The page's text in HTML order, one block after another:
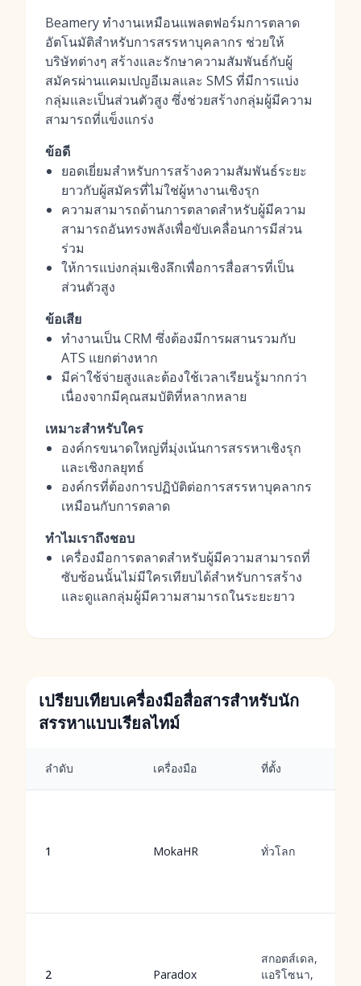
Beamery ทำงานเหมือนแพลตฟอร์มการตลาด
อัตโนมัติสำหรับการสรรหาบุคลากร ช่วยให้
บริษัทต่างๆ สร้างและรักษาความสัมพันธ์กับผู้
สมัครผ่านแคมเปญอีเมลและ SMS ที่มีการแบ่ง
กลุ่มและเป็นส่วนตัวสูง ซึ่งช่วยสร้างกลุ่มผู้มีความ
สามารถที่แข็งแกร่ง
ข้อดี
ยอดเยี่ยมสำหรับการสร้างความสัมพันธ์ระยะ
ยาวกับผู้สมัครที่ไม่ใช่ผู้หางานเชิงรุก
ความสามารถด้านการตลาดสำหรับผู้มีความ
สามารถอันทรงพลังเพื่อขับเคลื่อนการมีส่วน
ร่วม
ให้การแบ่งกลุ่มเชิงลึกเพื่อการสื่อสารที่เป็น
ส่วนตัวสูง
ข้อเสีย
ทำงานเป็น CRM ซึ่งต้องมีการผสานรวมกับ
ATS แยกต่างหาก
มีค่าใช้จ่ายสูงและต้องใช้เวลาเรียนรู้มากกว่า
เนื่องจากมีคุณสมบัติที่หลากหลาย
เหมาะสำหรับใคร
องค์กรขนาดใหญ่ที่มุ่งเน้นการสรรหาเชิงรุก
และเชิงกลยุทธ์
องค์กรที่ต้องการปฏิบัติต่อการสรรหาบุคลากร
เหมือนกับการตลาด
ทำไมเราถึงชอบ
เครื่องมือการตลาดสำหรับผู้มีความสามารถที่
ซับซ้อนนั้นไม่มีใครเทียบได้สำหรับการสร้าง
และดูแลกลุ่มผู้มีความสามารถในระยะยาว
เปรียบเทียบเครื่องมือสื่อสารสำหรับนัก
สรรหาแบบเรียลไทม์
ลำดับ เครื่องมือ ที่ตั้ง
1 MokaHR ทั่วโลก
2 Paradox
สกอตส์เดล,
แอริโซนา,